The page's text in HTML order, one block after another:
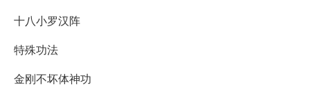
十八小罗汉阵
特殊功法
金刚不坏体神功